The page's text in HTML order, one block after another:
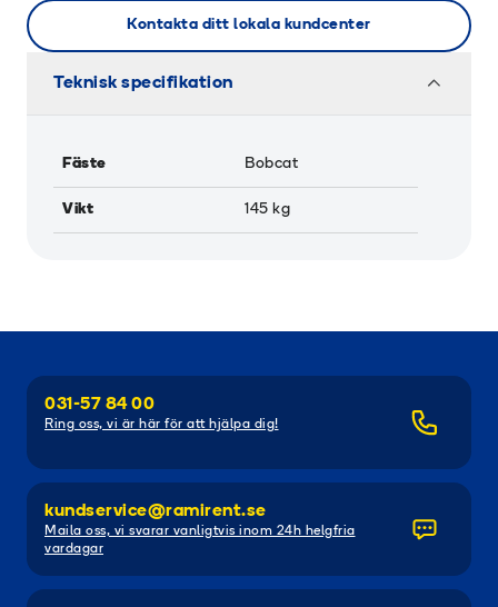
Kontakta ditt lokala kundcenter
Teknisk specifikation
Fäste Bobcat
Vikt 145 kg
031-57 84 00
Ring oss, vi är här för att hjälpa dig!
kundservice@ramirent.se
Maila oss, vi svarar vanligtvis inom 24h helgfria
vardagar